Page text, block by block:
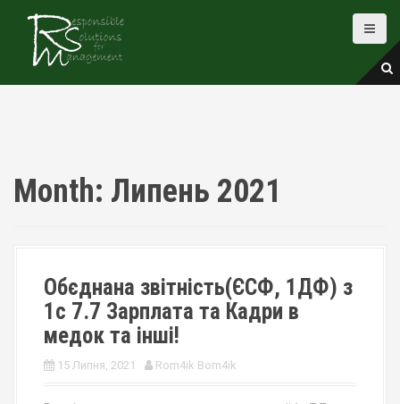
t
Month: Липень 2021
Обєднана звітність(ЄСФ, 1ДФ) з
1с 7.7 Зарплата та Кадри в
медок та інші!
15 Липня, 2021 Rom4ik Bom4ik